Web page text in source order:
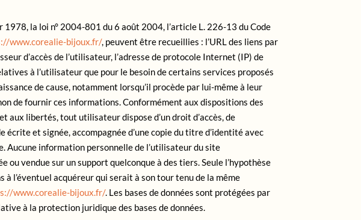
la loi n° 2004-801 du 6 août 2004, l’article L. 226-13 du Code
www.corealie-bijoux.fr/, peuvent être recueillies : l’URL des liens par
d’accès de l’utilisateur, l’adresse de protocole Internet (IP) de
à l’utilisateur que pour le besoin de certains services proposés
de cause, notamment lorsqu’il procède par lui-même à leur
de fournir ces informations. Conformément aux dispositions des
libertés, tout utilisateur dispose d’un droit d’accès, de
et signée, accompagnée d’une copie du titre d’identité avec
Aucune information personnelle de l’utilisateur du site
ou vendue sur un support quelconque à des tiers. Seule l’hypothèse
l’éventuel acquéreur qui serait à son tour tenu de la même
www.corealie-bijoux.fr/. Les bases de données sont protégées par
à la protection juridique des bases de données.